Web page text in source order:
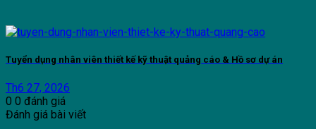
Tuyển dụng nhân viên thiết kế kỹ thuật quảng cáo & Hồ sơ dự án
Th6 27, 2026
0 0 đánh giá
Đánh giá bài viết